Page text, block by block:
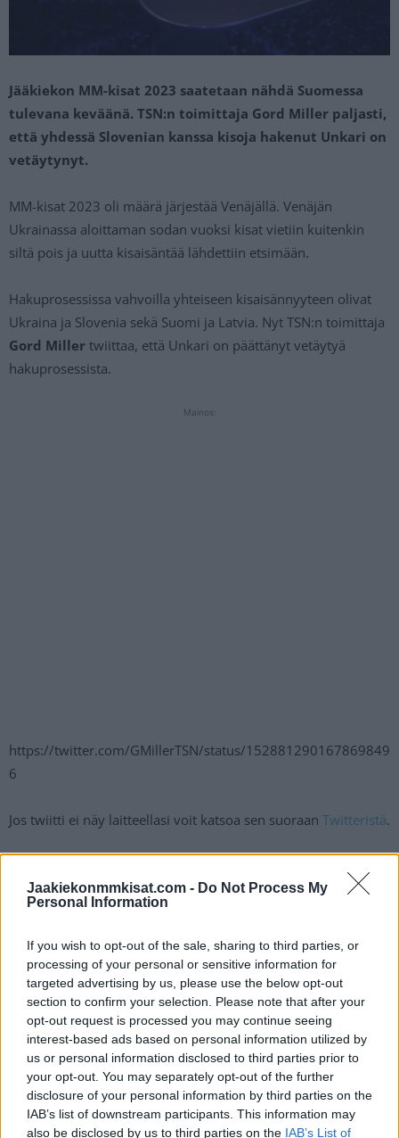
Jaakiekonmmkisat.com - Do Not Process My
Personal Information
If you wish to opt-out of the sale, sharing to third parties, or
processing of your personal or sensitive information for
targeted advertising by us, please use the below opt-out
section to confirm your selection. Please note that after your
opt-out request is processed you may continue seeing
interest-based ads based on personal information utilized by
us or personal information disclosed to third parties prior to
your opt-out. You may separately opt-out of the further
disclosure of your personal information by third parties on the
IAB’s list of downstream participants. This information may
also be disclosed by us to third parties on the IAB’s List of
Jääkiekon MM-kisat 2023 saatetaan nähdä Suomessa
tulevana keväänä. TSN:n toimittaja Gord Miller paljasti,
että yhdessä Slovenian kanssa kisoja hakenut Unkari on
vetäytynyt.
MM-kisat 2023 oli määrä järjestää Venäjällä. Venäjän
Ukrainassa aloittaman sodan vuoksi kisat vietiin kuitenkin
siltä pois ja uutta kisaisäntää lähdettiin etsimään.
Hakuprosessissa vahvoilla yhteiseen kisaisännyyteen olivat
Ukraina ja Slovenia sekä Suomi ja Latvia. Nyt TSN:n toimittaja
Gord Miller twiittaa, että Unkari on päättänyt vetäytyä
hakuprosessista.
Mainos:
https://twitter.com/GMillerTSN/status/152881290167869849
6
Jos twiitti ei näy laitteellasi voit katsoa sen suoraan Twitteristä.
hyvinkin mahdollista, että MM-kiekkoa nähdään Suomessa
myös tulevana keväänä. Suomen ja Latvian yhteiskisoissa
lohkon ottelut Tampereella Suomessa.